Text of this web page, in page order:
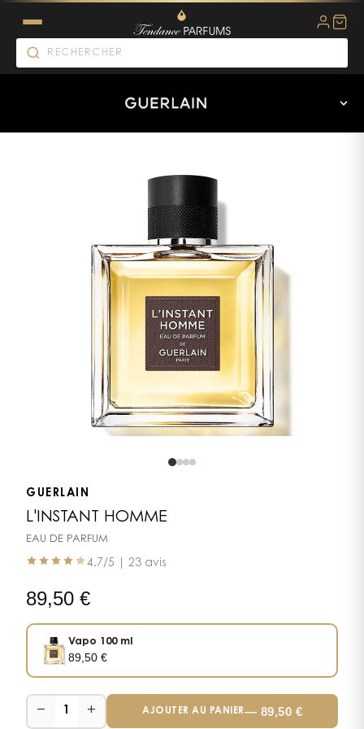
GUERLAIN
L'INSTANT HOMME
EAU DE PARFUM
4.7/5 | 23 avis
89,50 €
Vapo 100 ml
89,50€
− 1 + AJOUTER AU PANIER— 89,50 €